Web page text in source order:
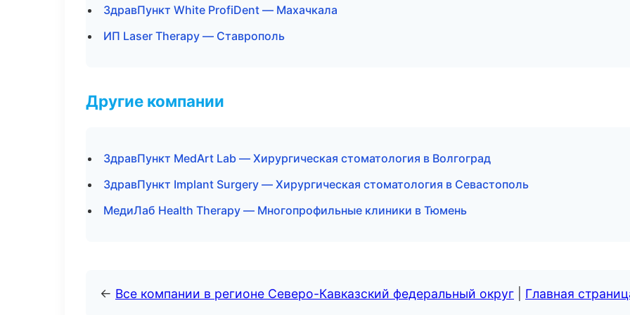
ЗдравПункт White ProfiDent — Махачкала
ИП Laser Therapy — Ставрополь
Другие компании
ЗдравПункт MedArt Lab — Хирургическая стоматология в Волгоград
ЗдравПункт Implant Surgery — Хирургическая стоматология в Севастополь
МедиЛаб Health Therapy — Многопрофильные клиники в Тюмень
← Все компании в регионе Северо-Кавказский федеральный округ Главная